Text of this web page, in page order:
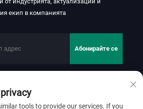
екип в компанията
Абонирайте се
TEXTILE CO., LTD. Всички права
Политика за поверителност
tools to provide our services. If you